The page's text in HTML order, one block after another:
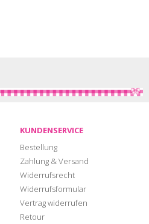
KUNDENSERVICE
Bestellung
Zahlung & Versand
Widerrufsrecht
Widerrufsformular
Vertrag widerrufen
Retour